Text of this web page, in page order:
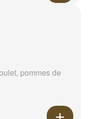
pommes de